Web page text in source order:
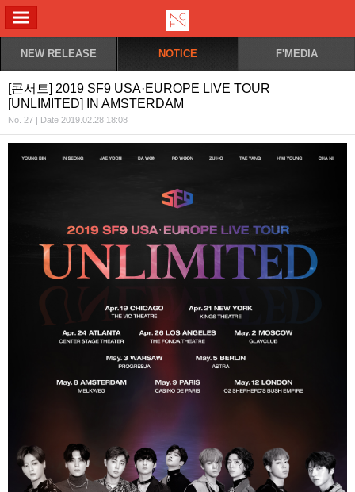
NEW RELEASE NOTICE F'MEDIA
[콘서트] 2019 SF9 USA·EUROPE LIVE TOUR
[UNLIMITED] IN AMSTERDAM
No. 27 | Date 2019.02.28 18:08